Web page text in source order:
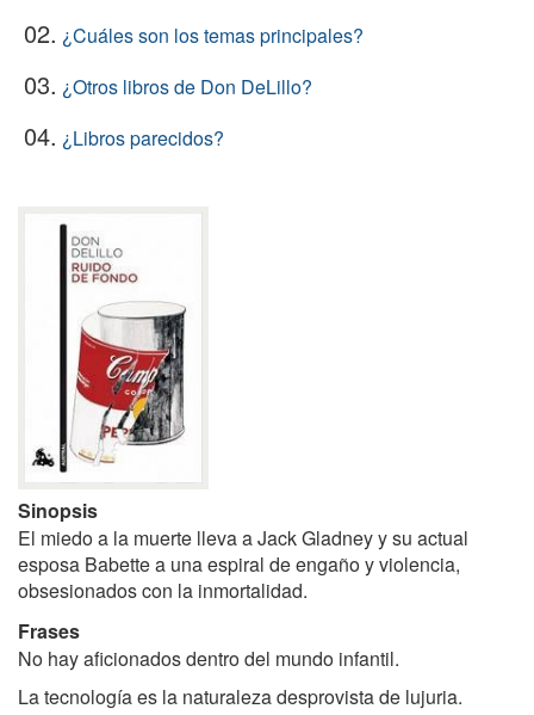
02. ¿Cuáles son los temas principales?
03. ¿Otros libros de Don DeLillo?
04. ¿Libros parecidos?
Sinopsis
El miedo a la muerte lleva a Jack Gladney y su actual
esposa Babette a una espiral de engaño y violencia,
obsesionados con la inmortalidad.
Frases
No hay aficionados dentro del mundo infantil.
La tecnología es la naturaleza desprovista de lujuria.